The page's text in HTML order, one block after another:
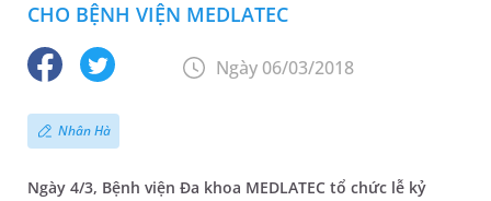
CHO BỆNH VIỆN MEDLATEC
Ngày 06/03/2018
Nhân Hà
Ngày 4/3, Bệnh viện Đa khoa MEDLATEC tổ chức lễ kỷ